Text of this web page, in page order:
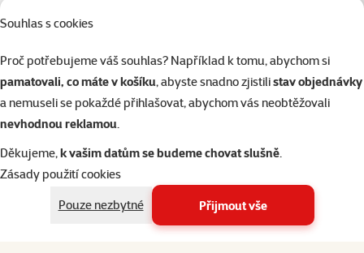
Souhlas s cookies
Proč potřebujeme váš souhlas? Například k tomu, abychom si
pamatovali, co máte v košíku, abyste snadno zjistilistav objednávky
a nemuseli se pokaždé přihlašovat, abychom vás neobtěžovali
nevhodnou reklamou.
Děkujeme,k vašim datům se budeme chovat slušně.
Zásady použití cookies
Pouze nezbytné
Přijmout vše
Teraristika
Filtrovat 2
Akvaristika > Krmivo pro
Nenalezeny žádné produkty